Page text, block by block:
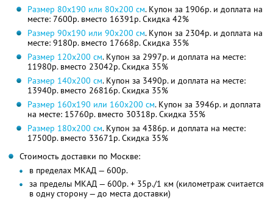
Размер 80х190 или 80х200 см. Купон за 1906р. и доплата на
месте: 7600р. вместо 16391р.Скидка 42%
Размер 90х190 или 90х200 см. Купон за 2304р. и доплата на
месте: 9180р. вместо 17668р.Скидка 35%
Размер 120х200 см. Купон за 2997р. и доплата на месте:
11980р. вместо 23042р.Скидка 35%
Размер 140х200 см. Купон за 3490р. и доплата на месте:
13940р. вместо 26816р.Скидка 35%
Размер 160х190 или 160х200 см. Купон за 3946р. и доплата
на месте: 15760р. вместо 30318р.Скидка 35%
Размер 180х200 см. Купон за 4386р. и доплата на месте:
17500р. вместо 33671р.Скидка 35%
Стоимость доставки по Москве:
в пределах МКАД — 600р.
за пределы МКАД — 600р. + 35р./1 км (километраж считается
в одну сторону — до места доставки)